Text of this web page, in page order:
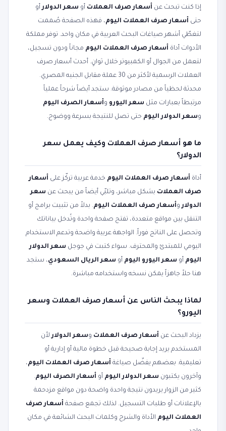
إذا كنت تبحث عن أسعار صرف العملات أو سعر الدولارأو
حتى أسعار صرف العملات اليوم، فهذه الصفحة صُممت
لتغطّي أشهر صياغات البحث العربية في مكان واحد. توفر مملكة
الأدوات أداة أسعار صرف العملات اليوم مجاناً ودون تسجيل،
لتعمل من الجوال أو الكمبيوتر خلال ثوانٍ. أحدث أسعار صرف
العملات الرسمية لأكثر من 30 عملة مقابل الجنيه المصري.
محدثة لحظياً من مصادر موثوقة. ستجد أيضاً شرحاً عملياً
مرتبطاً بعبارات مثل سعر اليورو وأسعار الصرف اليوم
وسعر الدولار اليوم حتى تصل للنتيجة بسرعة ووضوح.
ما هو أسعار صرف العملات وكيف يعمل سعر
الدولار؟
أداة أسعار صرف العملات اليوم خدمة عربية تركّز على أسعار
صرف العملات بشكل مباشر، وتلبّي أيضاً من يبحث عن سعر
الدولاروأسعار صرف العملات اليوم. بدلاً من تثبيت برامج أو
التنقل بين مواقع متعددة، تفتح صفحة واحدة وتُدخل بياناتك
وتحصل على الناتج فوراً. الواجهة عربية واضحة وتدعم الاستخدام
اليومي للمبتدئ والمحترف. سواء كتبت في جوجل سعر الدولار
اليوم أو سعر اليورو اليوم أو سعر الريال السعودي، ستجد
هنا حلاً جاهزاً يمكن نسخه واستخدامه مباشرة.
لماذا يبحث الناس عن أسعار صرف العملات وسعر
اليورو؟
يزداد البحث عن أسعار صرف العملات وسعر الدولارلأن
المستخدم يريد إجابة صحيحة قبل خطوة مالية أو إدارية أو
تعليمية. بعضهم يفضّل صياغة أسعار صرف العملات اليوم،
وآخرون يكتبون سعر الدولار اليوم أو أسعار الصرف اليوم.
كثير من الزوار يريدون نتيجة واحدة واضحة دون مواقع مزدحمة
بالإعلانات أو طلبات التسجيل. لذلك تجمع صفحة أسعار صرف
العملات اليوم الأداة والشرح وكلمات البحث الشائعة في مكان